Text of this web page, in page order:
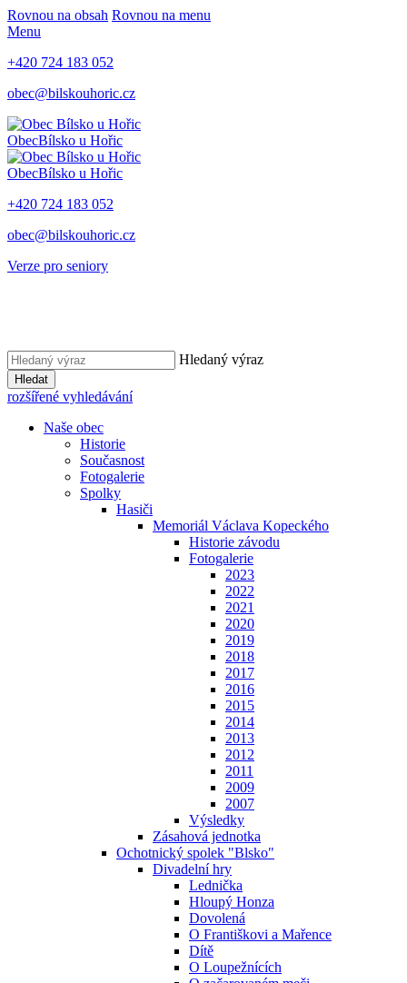
Rovnou na obsah Rovnou na menu
Menu
+420 724 183 052
obec@bilskouhoric.cz
ObecBílsko u Hořic
ObecBílsko u Hořic
+420 724 183 052
obec@bilskouhoric.cz
Verze pro seniory
Hledaný výraz
Hledat
rozšířené vyhledávání
Naše obec
Historie
Současnost
Fotogalerie
Spolky
Hasiči
Memoriál Václava Kopeckého
Historie závodu
Fotogalerie
2023
2022
2021
2020
2019
2018
2017
2016
2015
2014
2013
2012
2011
2009
2007
Výsledky
Zásahová jednotka
Ochotnický spolek "Blsko"
Divadelní hry
Lednička
Hloupý Honza
Dovolená
O Františkovi a Mařence
Dítě
O Loupežnících